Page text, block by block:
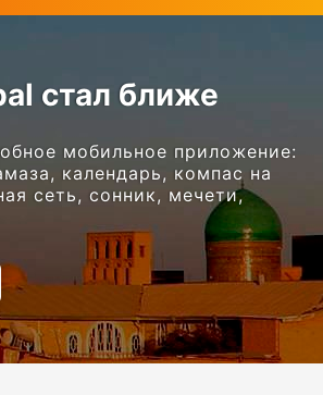
стал ближе
мобильное приложение:
календарь, компас на
сеть, сонник, мечети,